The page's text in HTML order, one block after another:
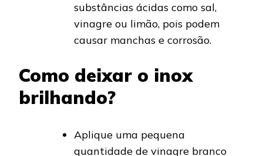
substâncias ácidas como sal,
vinagre ou limão, pois podem
causar manchas e corrosão.
Como deixar o inox
brilhando?
Aplique uma pequena
quantidade de vinagre branco